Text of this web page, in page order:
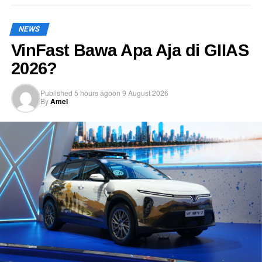
Lebih keren lagi, mobil ini bisa recharge energi sampai 50
persen selama balapan. Mobil ini jadi simbol inovasi dan
laboratorium nyata bagi pengembangan teknologi di
masa depan.
NEWS
VinFast Bawa Apa Aja di GIIAS
2026?
Published 5 hours agoon 9 August 2026
ByAmel